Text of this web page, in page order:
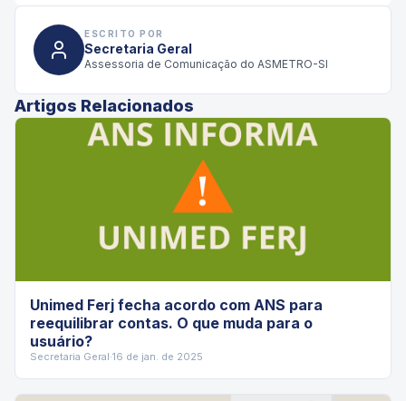
ESCRITO POR
Secretaria Geral
Assessoria de Comunicação do ASMETRO-SI
Artigos Relacionados
Unimed Ferj fecha acordo com ANS para
reequilibrar contas. O que muda para o
usuário?
Secretaria Geral·16 de jan. de 2025